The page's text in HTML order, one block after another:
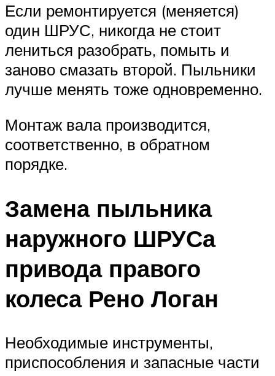
Если ремонтируется (меняется)
один ШРУС, никогда не стоит
лениться разобрать, помыть и
заново смазать второй. Пыльники
лучше менять тоже одновременно.
Монтаж вала производится,
соответственно, в обратном
порядке.
Замена пыльника
наружного ШРУСа
привода правого
колеса Рено Логан
Необходимые инструменты,
приспособления и запасные части